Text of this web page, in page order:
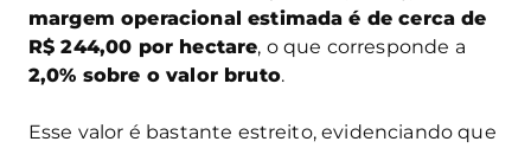
margem operacional estimada é de cerca de
R$ 244,00 por hectare, o que corresponde a
2,0% sobre o valor bruto.
Esse valor é bastante estreito, evidenciando que